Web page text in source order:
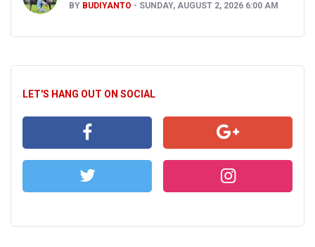
BY BUDIYANTO SUNDAY, AUGUST 2, 2026 6:00 AM
LET'S HANG OUT ON SOCIAL